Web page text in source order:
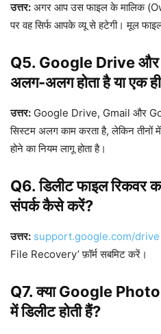
उत्तर: अगर आप उस फाइल के मालिक
पर वह सिर्फ आपके व्यू से हटेगी। मूल
Q5. Google Drive और
अलग-अलग होता है या एक
उत्तर: Google Drive, Gmail और
सिस्टम अलग काम करता है, लेकिन तीनों
होने का नियम लागू होता है।
Q6. डिलीट फाइल रिकवर
संपर्क कैसे करें?
उत्तर: support.google.com/drive
File Recovery’ फ़ॉर्म सबमिट करें।
Q7. क्या Google
में डिलीट होती हैं?